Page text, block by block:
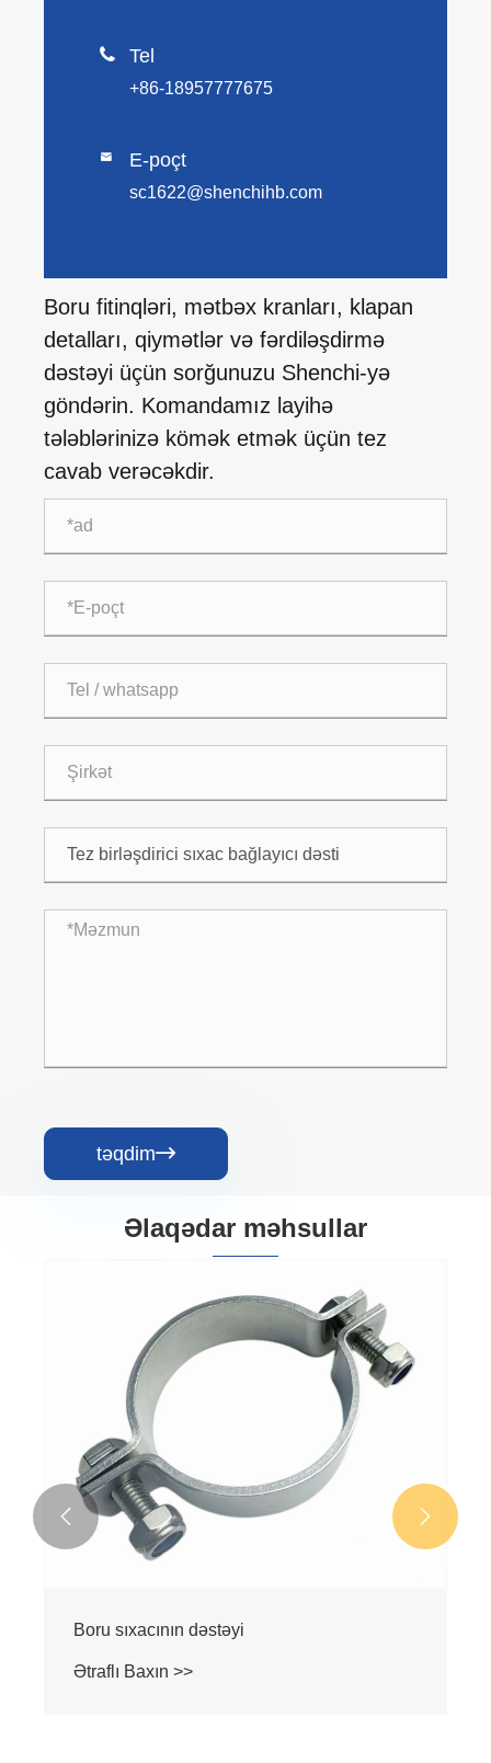
 Tel
+86-18957777675
 E-poçt
sc1622@shenchihb.com
Boru fitinqləri, mətbəx kranları, klapan
detalları, qiymətlər və fərdiləşdirmə
dəstəyi üçün sorğunuzu Shenchi-yə
göndərin. Komandamız layihə
tələblərinizə kömək etmək üçün tez
cavab verəcəkdir.
təqdim
Əlaqədar məhsullar
Boru sıxacının dəstəyi
Ətraflı Baxın >>
 